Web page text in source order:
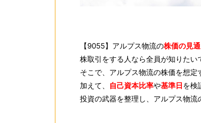
【9055】アルプス物流の株価の見
株取引をする人なら全員が知りたい
そこで、アルプス物流の株価を想定
加えて、
自己資本比率や基準日 を検
投資の武器を整理し、アルプス物流